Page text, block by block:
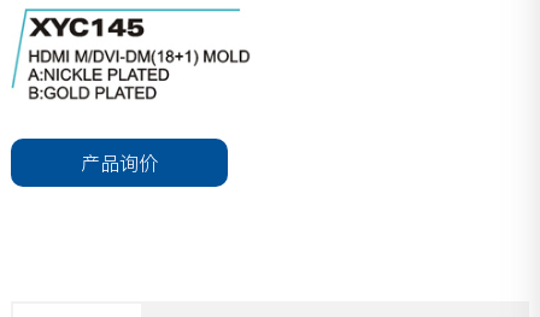
产品询价